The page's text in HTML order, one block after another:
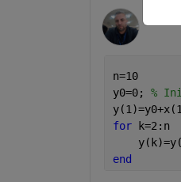
n=10
y0=0; %
for
k=2:n
end